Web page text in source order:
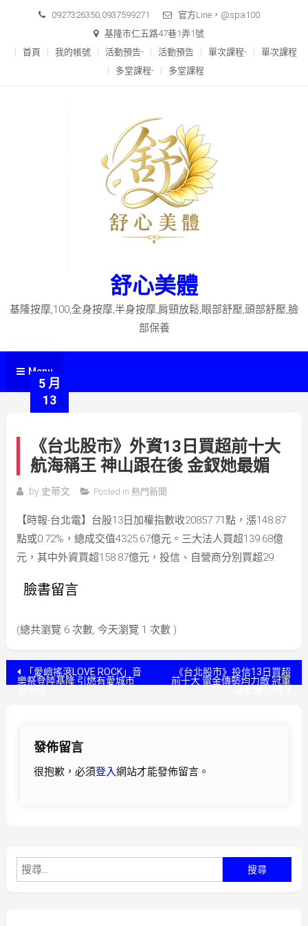
content
0927326350,0937599271
官方Line，@spa100
基隆市仁五路47巷1弄1號
首頁
我的帳號 活動預告- 活動預告 單次課程-
單次課程
多堂課程-
多堂課程
舒心美體
基隆按摩,100,全身按摩,半身按摩,肩頸放鬆,眼部舒壓,頭部舒壓,臉
部保養
Menu
5 月
13
《台北股市》外資13日買超前十大
航海稱王 神山跟在後 金釵她最媚
by 史蒂文 Posted in 熱門新聞
【時報-台北電】台股13日加權指數收20857.71點，漲148.87
點或0.72%，總成交值4325.67億元。三大法人買超139.68億
元，其中外資買超158.87億元，投信、自營商分別買超29.
臉書留言
(總共瀏覽 6 次數, 今天瀏覽 1 次數 )
文 「愛嶼搖滾LOVE ROCK」音
樂祭登陸基隆 引燃有愛城市
《台北股市》投信13日買超
前十大 電金傳勢均力敵 冠軍
發佈留言
很抱歉，必須登入網站才能發佈留言。
尋